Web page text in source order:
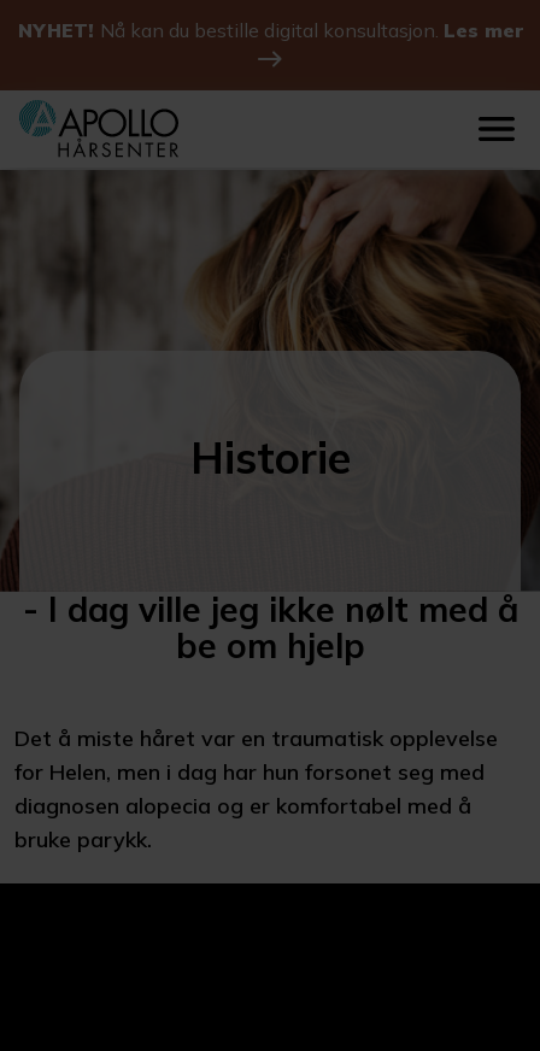
NYHET! Nå kan du bestille digital konsultasjon. Les mer
Historie
- I dag ville jeg ikke nølt med å
be om hjelp
Det å miste håret var en traumatisk opplevelse
for Helen, men i dag har hun forsonet seg med
diagnosen alopecia og er komfortabel med å
bruke parykk.